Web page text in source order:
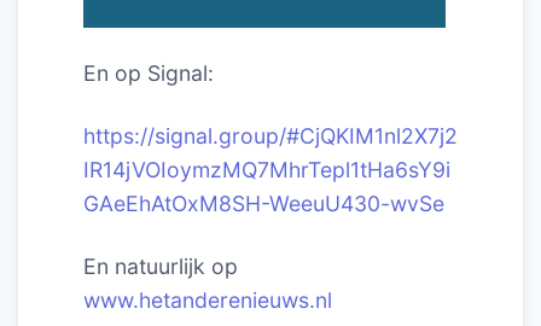
En op Signal:
https://signal.group/#CjQKIM1nl2X7j2
IR14jVOIoymzMQ7MhrTepl1tHa6sY9i
GAeEhAtOxM8SH-WeeuU430-wvSe
En natuurlijk op
www.hetanderenieuws.nl